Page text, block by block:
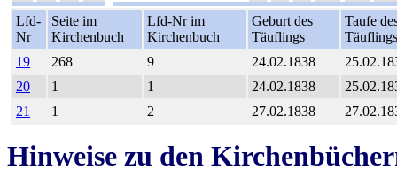
Lfd-
Nr
Seite im
Kirchenbuch
Lfd-Nr im
Kirchenbuch
Geburt des
Täuflings
Taufe
Täuflings
19
268 9 24.02.1838
20
1 1 24.02.1838
21
1 2 27.02.1838
Hinweise zu den